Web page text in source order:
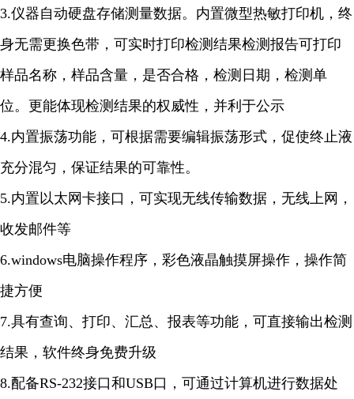
3.仪器自动硬盘存储测量数据。内置微型热敏打印机，终
身无需更换色带，可实时打印检测结果检测报告可打印
样品名称，样品含量，是否合格，检测日期，检测单
位。更能体现检测结果的权威性，并利于公示
4.内置振荡功能，可根据需要编辑振荡形式，促使终止液
充分混匀，保证结果的可靠性。
5.内置以太网卡接口，可实现无线传输数据，无线上网，
收发邮件等
6.windows电脑操作程序，彩色液晶触摸屏操作，操作简
捷方便
7.具有查询、打印、汇总、报表等功能，可直接输出检测
结果，软件终身免费升级
8.配备RS-232接口和USB口，可通过计算机进行数据处